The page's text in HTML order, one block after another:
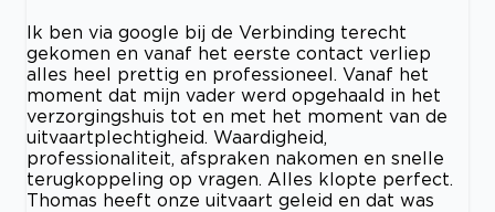
Ik ben via google bij de Verbinding terecht
gekomen en vanaf het eerste contact verliep
alles heel prettig en professioneel. Vanaf het
moment dat mijn vader werd opgehaald in het
verzorgingshuis tot en met het moment van de
uitvaartplechtigheid. Waardigheid,
professionaliteit, afspraken nakomen en snelle
terugkoppeling op vragen. Alles klopte perfect.
Thomas heeft onze uitvaart geleid en dat was